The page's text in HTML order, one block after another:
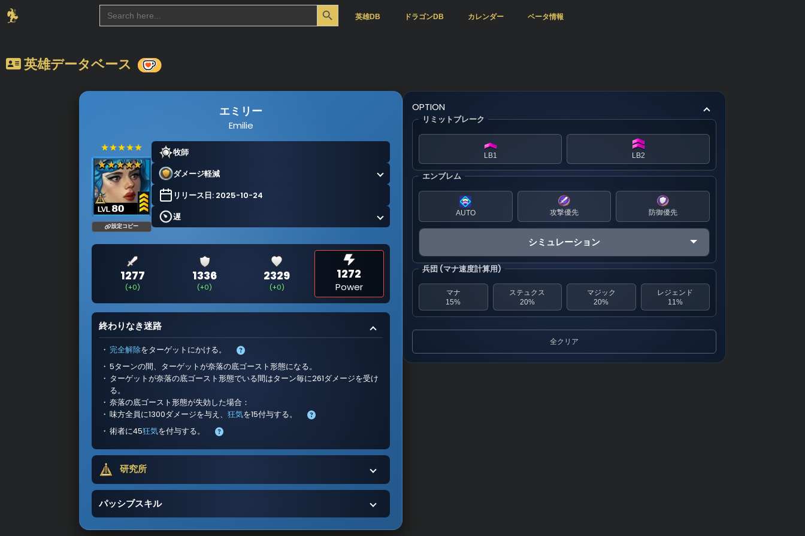
Search
for:
Search Button
英雄DB ドラゴンDB カレンダー ベータ情報
英雄データベース
エミリー
Emilie
★★★★★
設定コピー
牧師
ダメージ軽減
リリース日: 2025-10-24
遅
1277
(+0)
1336
(+0)
2329
(+0)
1272
Power
終わりなき迷路
完全解除をターゲットにかける。
5ターンの間、ターゲットが奈落の底ゴースト形態になる。
ターゲットが奈落の底ゴースト形態でいる間はターン毎に261ダメージを受け
る。
奈落の底ゴースト形態が失効した場合：
味方全員に1300ダメージを与え、 狂気を15付与する。
術者に45狂気を付与する。
研究所
パッシブスキル
OPTION
リミットブレーク
LB1 LB2
エンブレム
AUTO 攻撃優先 防御優先
シミュレーション
兵団 (マナ速度計算用)
マナ
15%
ステュクス
20%
マジック
20%
レジェンド
11%
全クリア